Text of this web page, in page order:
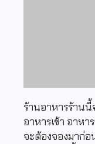
ร้านอาหารร้านนี้
อาหารเช้า อาห
จะต้องจองมาก่อ